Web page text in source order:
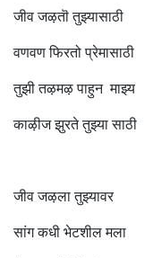
जीव जऴतॊ तुझ्यासाठी
वणवण फिरतो प्रेमासाठी
तुझी तऴमऴ पाहुन माझ्य
काऴीज झुरते तुझ्या साठी
जीव जऴला तुझ्यावर
सांग कधी भेटशील मला